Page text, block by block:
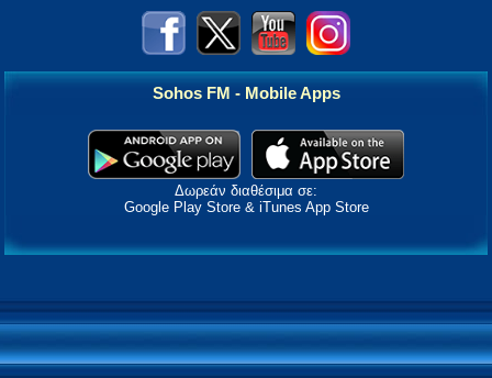
Sohos FM - Mobile Apps
Δωρεάν διαθέσιμα σε:
Google Play Store & iTunes App Store